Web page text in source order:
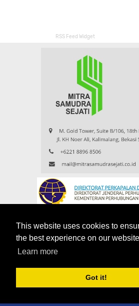
This website uses cookies to
the best experience on our
Learn more
Got it!
RSS Feed Widget
Pedoman Siber